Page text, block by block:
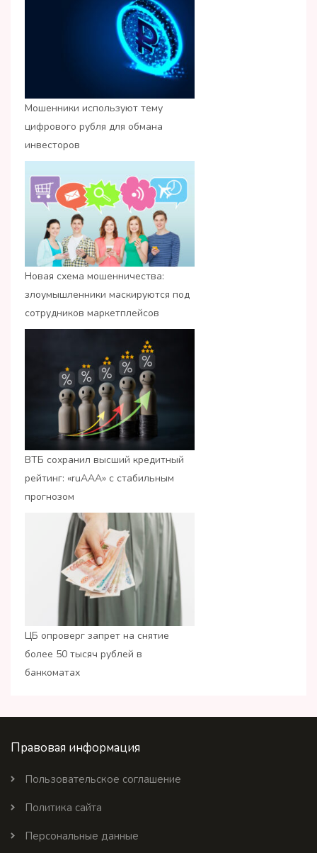
Мошенники используют тему
цифрового рубля для обмана
инвесторов
Новая схема мошенничества:
злоумышленники маскируются под
сотрудников маркетплейсов
ВТБ сохранил высший кредитный
рейтинг: «ruАAA» с стабильным
прогнозом
ЦБ опроверг запрет на снятие
более 50 тысяч рублей в
банкоматах
Правовая информация
Пользовательское соглашение
Политика сайта
Персональные данные